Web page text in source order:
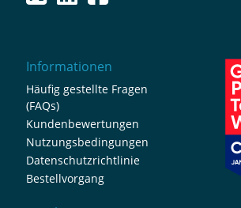
Informationen
Häufig gestellte Fragen
(FAQs)
Kundenbewertungen
Nutzungsbedingungen
Datenschutzrichtlinie
Bestellvorgang